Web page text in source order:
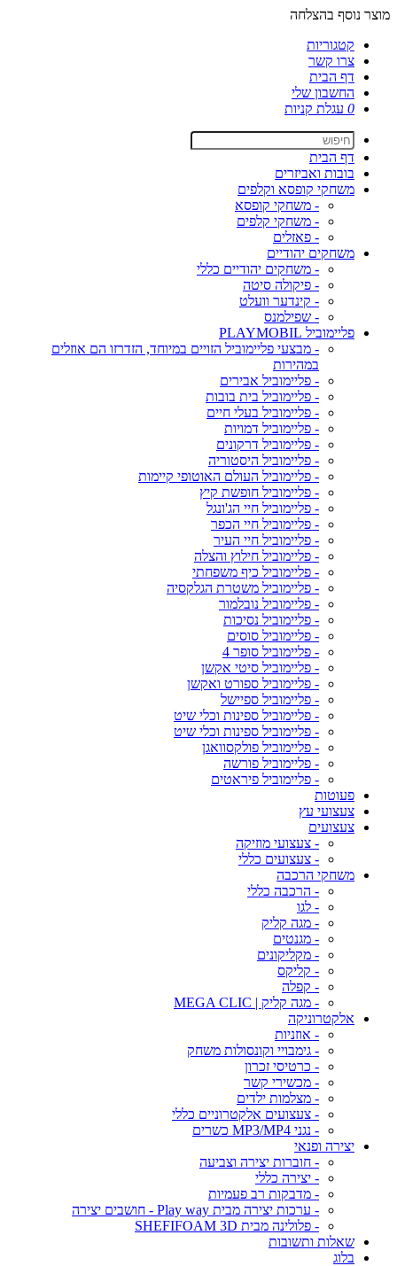
מוצר נוסף בהצלחה
קטגוריות
צרו קשר
דף הבית
החשבון שלי
0 עגלת קניות
דף הבית
בובות ואביזרים
משחקי קופסא וקלפים
- משחקי קופסא
- משחקי קלפים
- פאזלים
משחקים יהודיים
- משחקים יהודיים כללי
- פיקולה סיטה
- קינדער וועלט
- שפילמנס
פליימוביל PLAYMOBIL
- מבצעי פליימוביל הזויים במיוחד, הזדרזו הם אוזלים
במהירות
- פליימוביל אבירים
- פליימוביל בית בובות
- פליימוביל בעלי חיים
- פליימוביל דמויות
- פליימוביל דרקונים
- פליימוביל היסטוריה
- פליימוביל העולם האוטופי קיימות
- פליימוביל חופשת קיץ
- פליימוביל חיי הג'ונגל
- פליימוביל חיי הכפר
- פליימוביל חיי העיר
- פליימוביל חילוץ והצלה
- פליימוביל כיף משפחתי
- פליימוביל משטרת הגלקסיה
- פליימוביל נובלמור
- פליימוביל נסיכות
- פליימוביל סוסים
- פליימוביל סופר 4
- פליימוביל סיטי אקשן
- פליימוביל ספורט ואקשן
- פליימוביל ספיישל
- פליימוביל ספינות וכלי שיט
- פליימוביל ספינות וכלי שיט
- פליימוביל פולקסוואגן
- פליימוביל פורשה
- פליימוביל פיראטים
פעוטות
צעצועי עץ
צעצועים
- צעצועי מוזיקה
- צעצועים כללי
משחקי הרכבה
- הרכבה כללי
- לגו
- מגה קליק
- מגנטים
- מקליקונים
- קליקס
- קפלה
- מגה קליק | MEGA CLIC
אלקטרוניקה
- אוזניות
- גימבויי וקונסולות משחק
- כרטיסי זכרון
- מכשירי קשר
- מצלמות ילדים
- צעצועים אלקטרוניים כללי
- נגני MP3/MP4 כשרים
יצירה ופנאי
- חוברות יצירה וצביעה
- יצירה כללי
- מדבקות רב פעמיות
- ערכות יצירה מבית Play way - חושבים יצירה
- פלולינה מבית SHEFIFOAM 3D
שאלות ותשובות
בלוג